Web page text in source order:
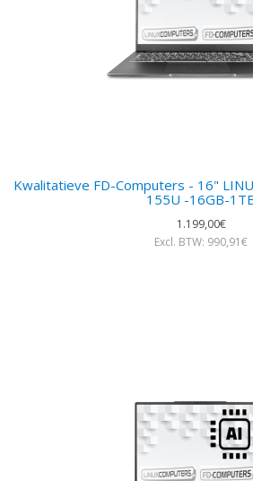
Kwalitatieve FD-Computers - 16"
155U -16GB-
1.199,00€
Excl. BTW: 990,91€